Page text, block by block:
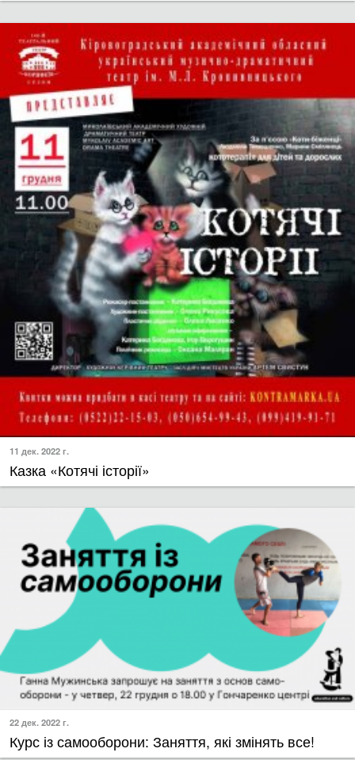
11 дек. 2022 г.
Казка «Котячі історії»
22 дек. 2022 г.
Курс із самооборони: Заняття, які змінять все!